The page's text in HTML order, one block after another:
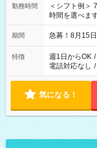
勤務時間
＜シフト例＞ 7:00～
時間を選べま
期間 急募！8月15
特徴 週1日からOK /
電話対応なし /
気になる！